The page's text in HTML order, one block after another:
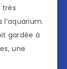
très
gardée à
une